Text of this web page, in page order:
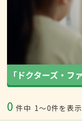
0 件中 1〜0件を表示